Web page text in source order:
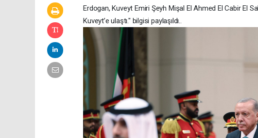
Erdogan, Kuveyt Emiri Şeyh Mişal El Ahmed El Cabir El
Kuveyt’e ulaştı." bilgisi paylaşıldı..